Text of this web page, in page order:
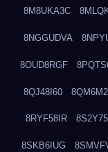
8M8UKA3C
8NGGUDVA
8OUD8RGF
8QJ48I60
8RYF58IR
8SKB6IUG